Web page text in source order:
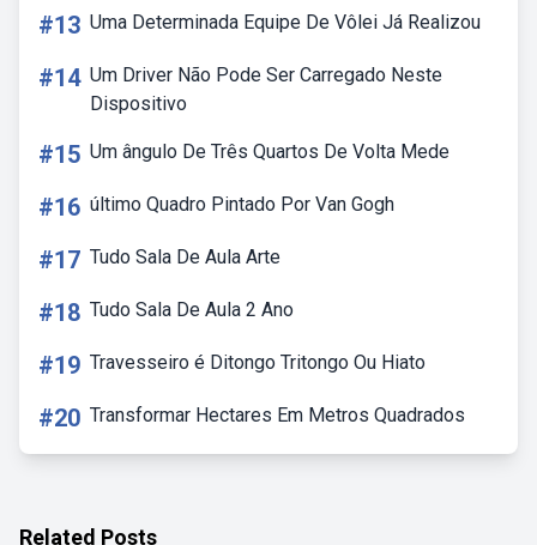
#13 Uma Determinada Equipe De Vôlei Já Realizou
#14 Um Driver Não Pode Ser Carregado Neste
Dispositivo
#15 Um ângulo De Três Quartos De Volta Mede
#16 último Quadro Pintado Por Van Gogh
#17 Tudo Sala De Aula Arte
#18 Tudo Sala De Aula 2 Ano
#19 Travesseiro é Ditongo Tritongo Ou Hiato
#20 Transformar Hectares Em Metros Quadrados
Related Posts